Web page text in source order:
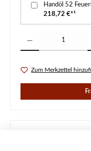
Handöl 52
218,72 €*¹
Zum Merkzettel